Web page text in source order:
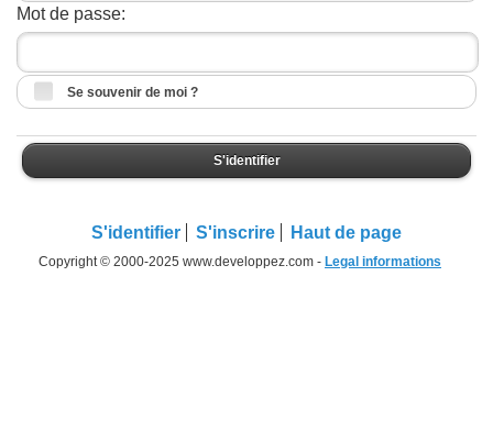
Mot de passe:
Se souvenir de moi ?
S'identifier
S'identifier S'inscrire Haut de page
Copyright © 2000-2025 www.developpez.com - Legal informations